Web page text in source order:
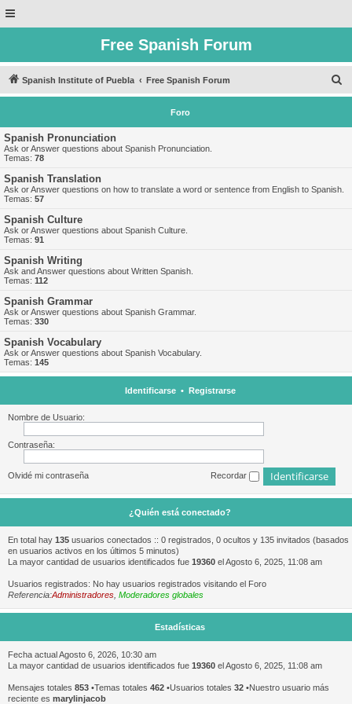
Free Spanish Forum
Spanish Institute of Puebla Free Spanish Forum
u
Foro
Spanish Pronunciation
Ask or Answer questions about Spanish Pronunciation.
Temas: 78
Spanish Translation
Ask or Answer questions on how to translate a word or sentence from English to Spanish.
Temas: 57
Spanish Culture
Ask or Answer questions about Spanish Culture.
Temas: 91
Spanish Writing
Ask and Answer questions about Written Spanish.
Temas: 112
Spanish Grammar
Ask or Answer questions about Spanish Grammar.
Temas: 330
Spanish Vocabulary
Ask or Answer questions about Spanish Vocabulary.
Temas: 145
Identificarse• Registrarse
Nombre de Usuario:
Contraseña:
Olvidé mi contraseña Recordar
¿Quién está conectado?
En total hay 135 usuarios conectados :: 0 registrados, 0 ocultos y 135 invitados (basados
en usuarios activos en los últimos 5 minutos)
La mayor cantidad de usuarios identificados fue 19360 el Agosto 6, 2025, 11:08 am
Usuarios registrados: No hay usuarios registrados visitando el Foro
Referencia:Administradores Moderadores globales
Estadísticas
Fecha actual Agosto 6, 2026, 10:30 am
La mayor cantidad de usuarios identificados fue 19360 el Agosto 6, 2025, 11:08 am
Mensajes totales 853 •Temas totales 462 •Usuarios totales 32 •Nuestro usuario más
reciente es marylinjacob